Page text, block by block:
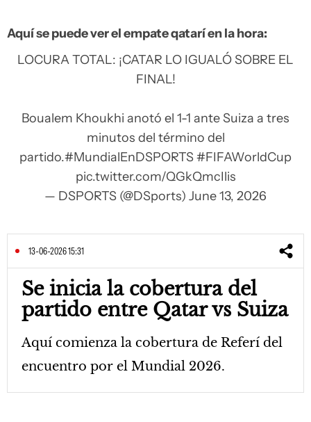
Aquí se puede ver el empate qatarí en la hora:
LOCURA TOTAL: ¡CATAR LO IGUALÓ SOBRE EL
FINAL!
Boualem Khoukhi anotó el 1-1 ante Suiza a tres
minutos del término del
partido.#MundialEnDSPORTS#FIFAWorldCup
pic.twitter.com/QGkQmcIlis
— DSPORTS (@DSports) June 13, 2026
13-06-2026 15:31
Se inicia la cobertura del
partido entre Qatar vs Suiza
Aquí comienza la cobertura de Referí del
encuentro por el Mundial 2026.